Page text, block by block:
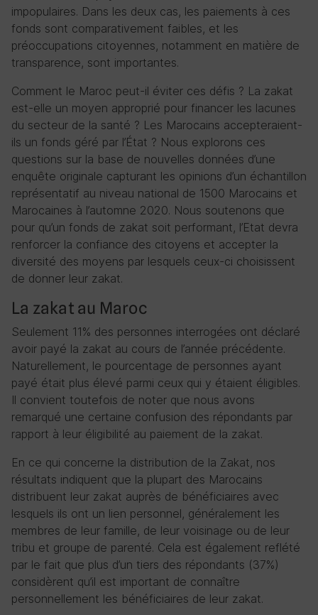
impopulaires. Dans les deux cas, les paiements à ces
fonds sont comparativement faibles, et les
préoccupations citoyennes, notamment en matière de
transparence, sont importantes.
Comment le Maroc peut-il éviter ces défis ? La zakat
est-elle un moyen approprié pour financer les lacunes
du secteur de la santé ? Les Marocains accepteraient-
ils un fonds géré par l’État ? Nous explorons ces
questions sur la base de nouvelles données d’une
enquête originale capturant les opinions d’un échantillon
représentatif au niveau national de 1500 Marocains et
Marocaines à l’automne 2020. Nous soutenons que
pour qu’un fonds de zakat soit performant, l’Etat devra
renforcer la confiance des citoyens et accepter la
diversité des moyens par lesquels ceux-ci choisissent
de donner leur zakat.
La zakat au Maroc
Seulement 11% des personnes interrogées ont déclaré
avoir payé la zakat au cours de l’année précédente.
Naturellement, le pourcentage de personnes ayant
payé était plus élevé parmi ceux qui y étaient éligibles.
Il convient toutefois de noter que nous avons
remarqué une certaine confusion des répondants par
rapport à leur éligibilité au paiement de la zakat.
En ce qui concerne la distribution de la Zakat, nos
résultats indiquent que la plupart des Marocains
distribuent leur zakat auprès de bénéficiaires avec
lesquels ils ont un lien personnel, généralement les
membres de leur famille, de leur voisinage ou de leur
tribu et groupe de parenté. Cela est également reflété
par le fait que plus d’un tiers des répondants (37%)
considèrent qu’il est important de connaître
personnellement les bénéficiaires de leur zakat.